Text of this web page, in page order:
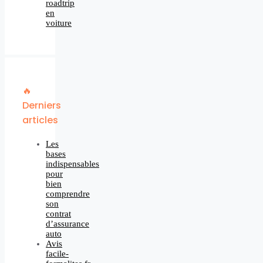
roadtrip
en
voiture
🔥
Derniers
articles
Les
bases
indispensables
pour
bien
comprendre
son
contrat
d’assurance
auto
Avis
facile-